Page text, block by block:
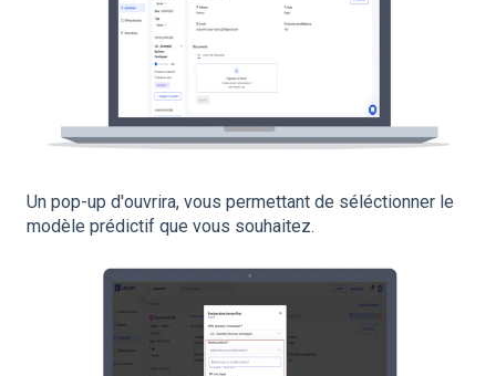
Un pop-up d'ouvrira, vous permettant de séléctionner le
modèle prédictif que vous souhaitez.